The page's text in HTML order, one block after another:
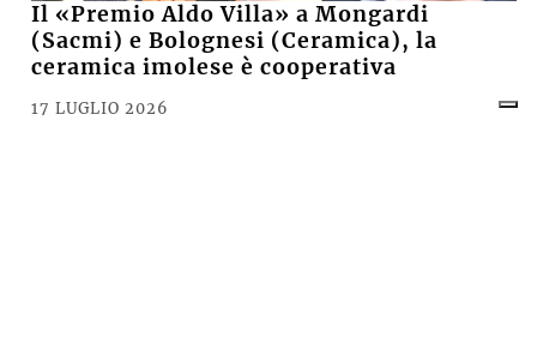
Il «Premio Aldo Villa» a Mongardi
(Sacmi) e Bolognesi (Ceramica), la
ceramica imolese è cooperativa
17 LUGLIO 2026